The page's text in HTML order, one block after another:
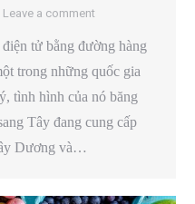
Leave a comment
tử bằng đường hàng
trong những quốc gia
tình hình của nó băng
Tây đang cung cấp
Dương và…